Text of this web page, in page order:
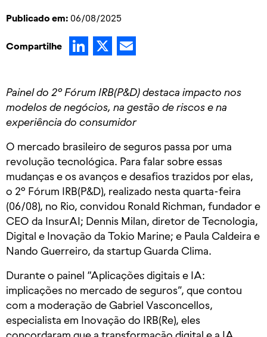
Publicado em: 06/08/2025
Compartilhe LinkedIn
X
Painel do 2º Fórum IRB(P&D) destaca impacto nos
modelos de negócios, na gestão de riscos e na
experiência do consumidor
O mercado brasileiro de seguros passa por uma
revolução tecnológica. Para falar sobre essas
mudanças e os avanços e desafios trazidos por elas,
o 2º Fórum IRB(P&D), realizado nesta quarta-feira
(06/08), no Rio, convidou Ronald Richman, fundador e
CEO da InsurAI; Dennis Milan, diretor de Tecnologia,
Digital e Inovação da Tokio Marine; e Paula Caldeira e
Nando Guerreiro, da startup Guarda Clima.
Durante o painel “Aplicações digitais e IA:
implicações no mercado de seguros”, que contou
com a moderação de Gabriel Vasconcellos,
especialista em Inovação do IRB(Re), eles